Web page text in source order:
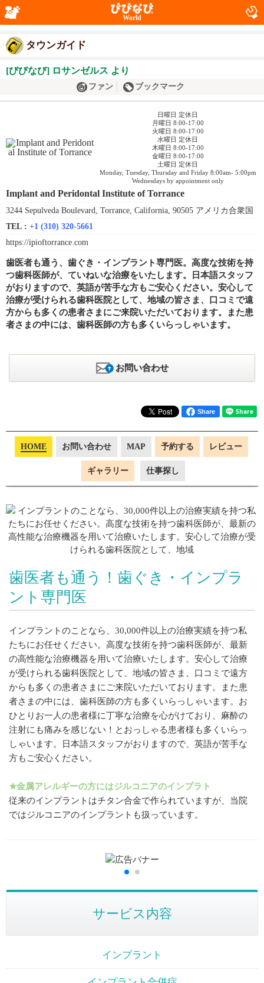
World
タウンガイド
[びびなび] ロサンゼルス より
ファン ブックマーク
日曜日 定休日
月曜日 8:00-17:00
火曜日 8:00-17:00
水曜日 定休日
木曜日 8:00-17:00
金曜日 8:00-17:00
土曜日 定休日
Monday, Tuesday, Thursday and Friday 8:00am- 5:00pm
Wednesdays by appointment only
Implant and Peridontal Institute of Torrance
3244 Sepulveda Boulevard, Torrance, California, 90505 アメリカ合衆国
TEL : +1 (310) 320-5661
https://ipioftorrance.com
歯医者も通う、歯ぐき・インプラント専門医。高度な技術を持
つ歯科医師が、ていねいな治療をいたします。日本語スタッフ
がおりますので、英語が苦手な方もご安心ください。安心して
治療が受けられる歯科医院として、地域の皆さま、口コミで遠
方からも多くの患者さまにご来院いただいております。また患
者さまの中には、歯科医師の方も多くいらっしゃいます。
お問い合わせ
Share
HOME お問い合わせ MAP 予約する レビュー
ギャラリー 仕事探し
歯医者も通う！歯ぐき・インプラ
ント専門医
インプラントのことなら、30,000件以上の治療実績を持つ私
たちにお任せください。 高度な技術を持つ歯科医師が、 最新
の高性能な治療機器を用いて治療いたします。安心して治療
が受けられる歯科医院として、地域の皆さま、口コミで遠方
からも多くの患者さまにご来院いただいております。また患
者さまの中には、歯科医師の方も多くいらっしゃいます。お
ひとりお一人の患者様に丁寧な治療を心がけており、麻酔の
注射にも痛みを感じない！とおっしゃる患者様も多くいらっ
しゃいます。日本語スタッフがおりますので、英語が苦手な
方もご安心ください。
★金属アレルギーの方にはジルコニアのインプラト
従来のインプラントはチタン合金で作られていますが、当院
ではジルコニアのインプラントも扱っています。
サービス内容
インプラント